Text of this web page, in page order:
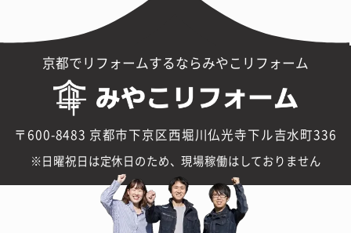
京都でリフォームするならみやこリフォーム
〒600-8483 京都市下京区西堀川仏光寺下ル吉水町336
日曜祝日は定休日のため、現場稼働はしておりません